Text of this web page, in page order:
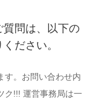
問は、以下の
ださい。
す。お問い合わせ内
ク!!! 運営事務局は一